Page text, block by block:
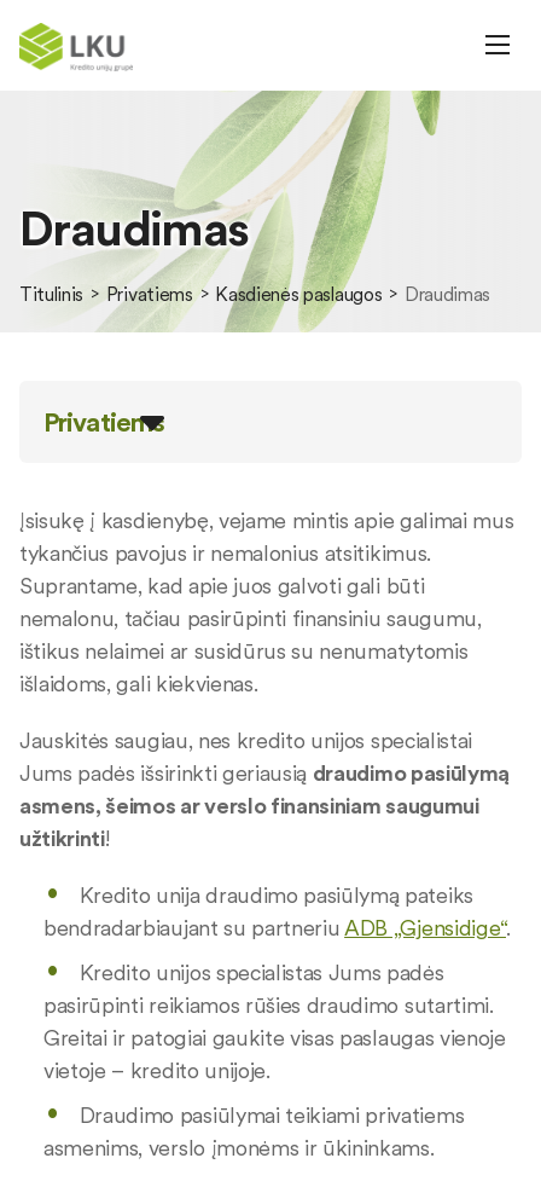
Draudimas
Titulinis Privatiems Kasdienės paslaugos Draudimas
Privatiems
Įsisukę į kasdienybę, vejame mintis apie galimai mus
tykančius pavojus ir nemalonius atsitikimus.
Suprantame, kad apie juos galvoti gali būti
nemalonu, tačiau pasirūpinti finansiniu saugumu,
ištikus nelaimei ar susidūrus su nenumatytomis
išlaidoms, gali kiekvienas.
Jauskitės saugiau, nes kredito unijos specialistai
Jums padės išsirinkti geriausią draudimo pasiūlymą
asmens, šeimos ar verslo finansiniam saugumui
užtikrinti!
Kredito unija draudimo pasiūlymą pateiks
bendradarbiaujant su partneriuADB „Gjensidige“.
Kredito unijos specialistas Jums padės
pasirūpinti reikiamos rūšies draudimo sutartimi.
Greitai ir patogiai gaukite visas paslaugas vienoje
vietoje – kredito unijoje.
Draudimo pasiūlymai teikiami privatiems
asmenims, verslo įmonėms ir ūkininkams.